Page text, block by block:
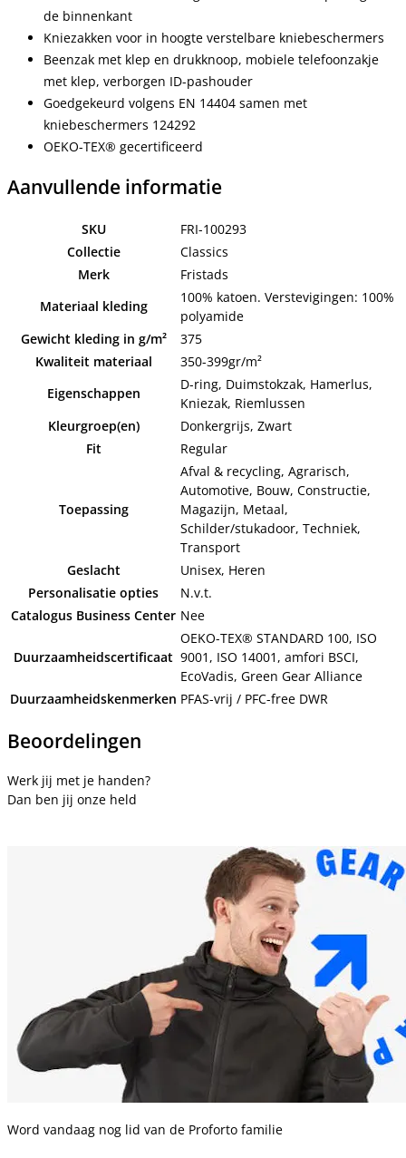
de binnenkant
Kniezakken voor in hoogte verstelbare kniebeschermers
Beenzak met klep en drukknoop, mobiele telefoonzakje
met klep, verborgen ID-pashouder
Goedgekeurd volgens EN 14404 samen met
kniebeschermers 124292
OEKO-TEX® gecertificeerd
Aanvullende informatie
SKU
FRI-100293
Collectie
Classics
Merk
Fristads
Materiaal kleding
100% katoen. Verstevigingen: 100%
polyamide
Gewicht kleding in g/m²
375
Kwaliteit materiaal
350-399gr/m²
Eigenschappen
D-ring, Duimstokzak, Hamerlus,
Kniezak, Riemlussen
Kleurgroep(en)
Donkergrijs, Zwart
Fit
Regular
Toepassing
Afval & recycling, Agrarisch,
Automotive, Bouw, Constructie,
Magazijn, Metaal,
Schilder/stukadoor, Techniek,
Transport
Geslacht
Unisex, Heren
Personalisatie opties
N.v.t.
Catalogus Business Center Nee
Duurzaamheidscertificaat
OEKO-TEX® STANDARD 100, ISO
9001, ISO 14001, amfori BSCI,
EcoVadis, Green Gear Alliance
Duurzaamheidskenmerken PFAS-vrij / PFC-free DWR
Beoordelingen
Werk jij met je handen?
Dan ben jij onze held
Word vandaag nog lid van de Proforto familie